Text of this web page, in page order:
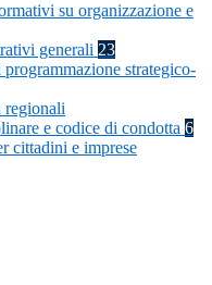
su organizzazione e
generali 23
strategico-
regionali
e codice di condotta 6
cittadini e imprese